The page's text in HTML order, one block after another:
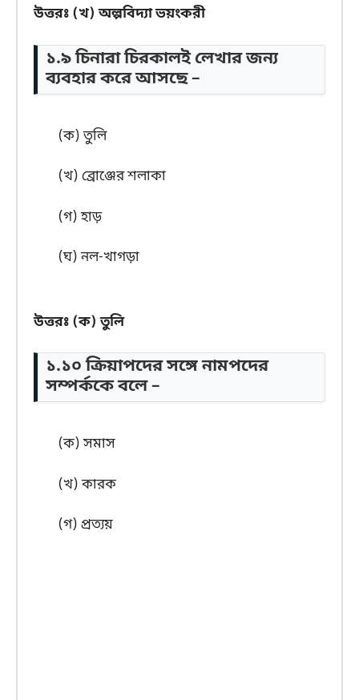
উত্তরঃ (খ) অল্পবিদ্যা ভয়ংকরী
১.৯ চিনারা চিরকালই লেখার জন্য
ব্যবহার করে আসছে –
(ক) তুলি
(খ) ব্রোঞ্জের শলাকা
(গ) হাড়
(ঘ) নল-খাগড়া
উত্তরঃ (ক) তুলি
১.১০ ক্রিয়াপদের সঙ্গে নামপদের
সম্পর্ককে বলে –
(ক) সমাস
(খ) কারক
(গ) প্রত্যয়